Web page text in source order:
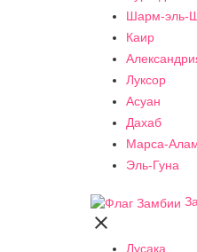
Шарм-эль-
Каир
Луксор
Асуан
Дахаб
Марса-
Эль-Гуна

Лусака